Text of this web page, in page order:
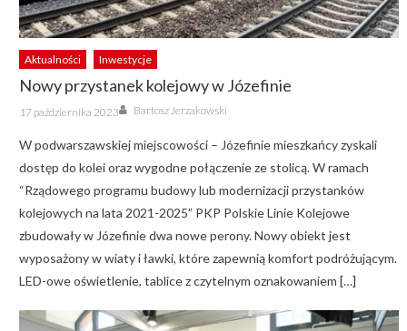
Aktualności Inwestycje
Nowy przystanek kolejowy w Józefinie
Posted
on
17 października 2023 Author
Bartosz Jerzakowski
W podwarszawskiej miejscowości – Józefinie mieszkańcy zyskali
dostęp do kolei oraz wygodne połączenie ze stolicą. W ramach
“Rządowego programu budowy lub modernizacji przystanków
kolejowych na lata 2021-2025” PKP Polskie Linie Kolejowe
zbudowały w Józefinie dwa nowe perony. Nowy obiekt jest
wyposażony w wiaty i ławki, które zapewnią komfort podróżującym.
LED-owe oświetlenie, tablice z czytelnym oznakowaniem […]